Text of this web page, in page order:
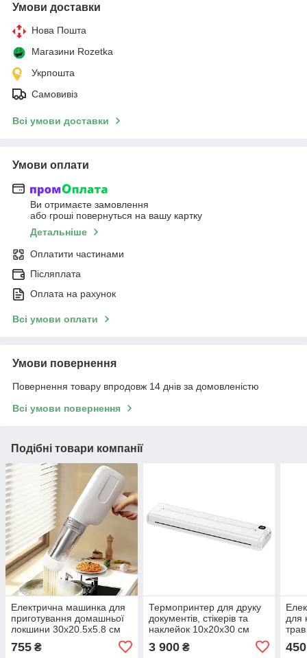
Умови доставки
Нова Пошта
Магазини Rozetka
Укрпошта
Самовивіз
Всі умови доставки
Умови оплати
Ви отримаєте замовлення
або гроші повернуться на вашу картку
Детальніше
Оплатити частинами
Післяплата
Оплата на рахунок
Всі умови оплати
Умови повернення
Повернення товару впродовж 14 днів за домовленістю
Всі умови повернення
Подібні товари компанії
Електрична машинка для
приготування домашньої
локшини 30x20.5x5.8 см
755 ₴
Термопринтер для друку
документів, стікерів та
наклейок 10x20x30 см
3 900₴
для
450